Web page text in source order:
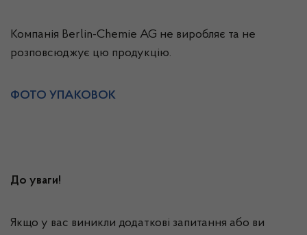
Компанія Berlin-Chemie AG не виробляє та не
розповсюджує цю продукцію.
ФОТО УПАКОВОК
До уваги!
Якщо у вас виникли додаткові запитання або ви